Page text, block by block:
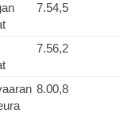
7.54,5
7.56,2
8.00,8